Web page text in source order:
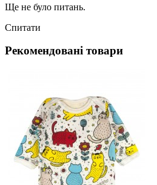
Ще не було питань.
Спитати
Рекомендовані товари